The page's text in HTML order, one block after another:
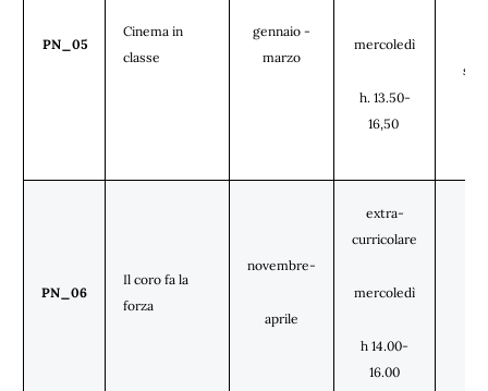
PN_05
Cinema in
classe
gennaio -
marzo
mercoledì
h. 13.50-
16,50
PN_06
Il coro fa la
forza
novembre-
aprile
extra-
curricolare
mercoledì
h 14.00-
16.00